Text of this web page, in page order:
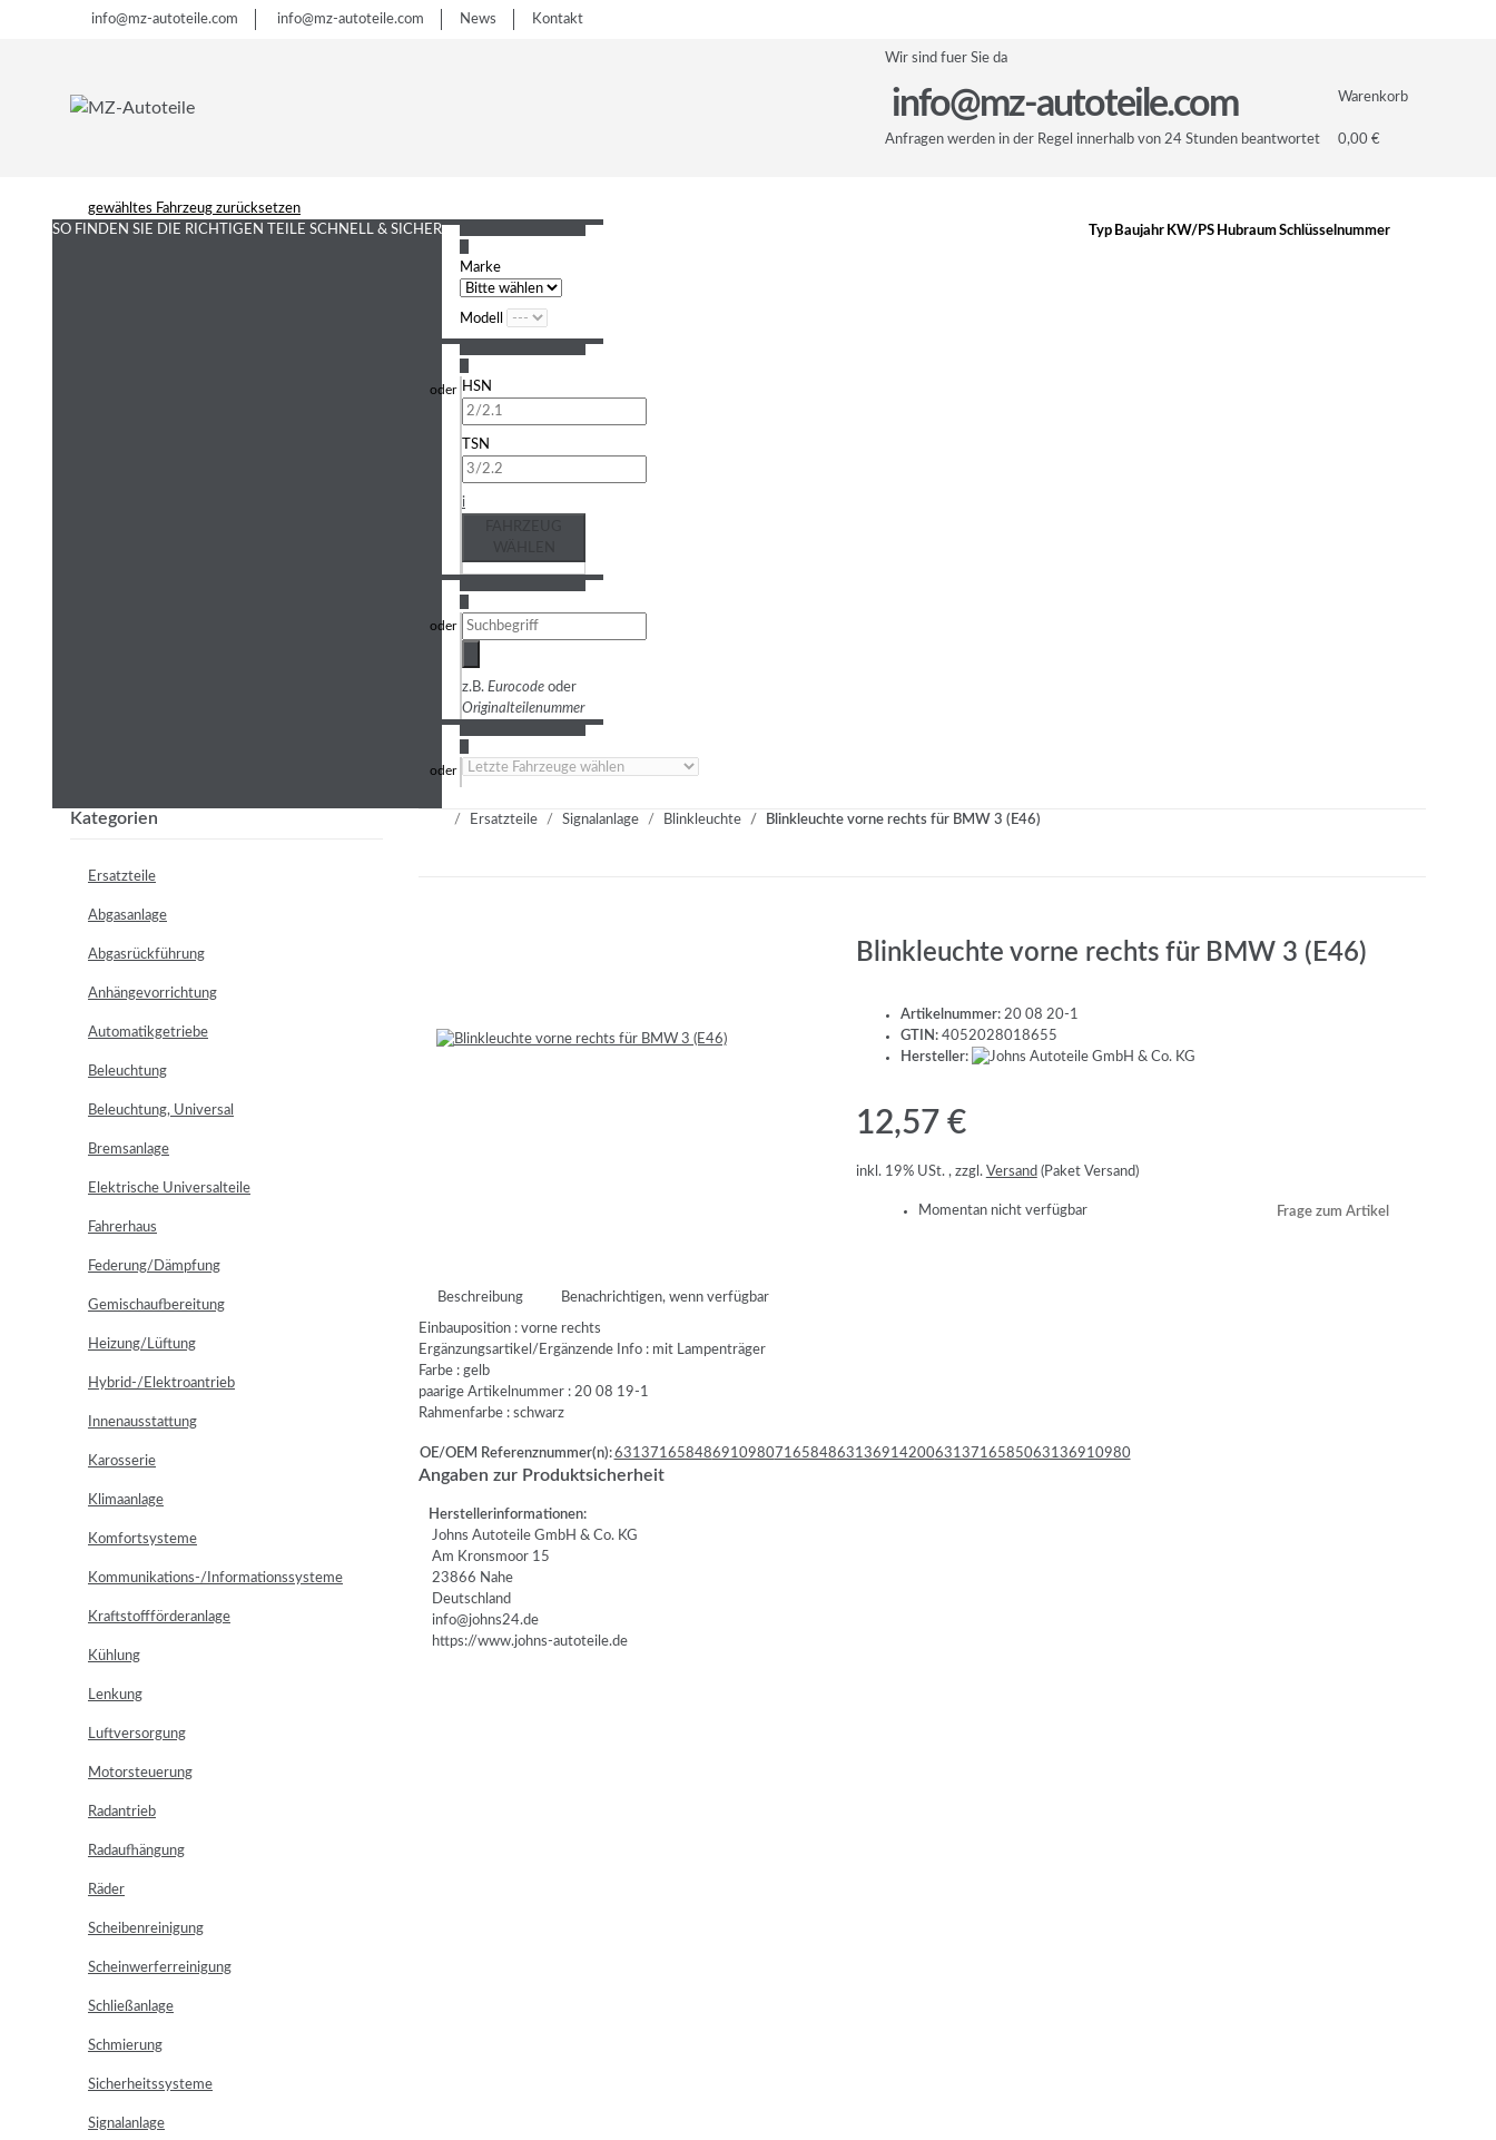
info@mz-autoteile.com info@mz-autoteile.com News Kontakt
Wir sind fuer Sie da
info@mz-autoteile.com
Anfragen werden in der Regel innerhalb von 24 Stunden beantwortet
Warenkorb
0,00 €
gewähltes Fahrzeug zurücksetzen
SO FINDEN SIE DIE RICHTIGEN TEILE SCHNELL & SICHER
Marke
Modell
HSN
TSN
i
z.B. Eurocode oder
Originalteilenummer
Typ Baujahr KW/PS HubraumSchlüsselnummer
Ersatzteile Signalanlage Blinkleuchte Blinkleuchte vorne rechts für BMW 3 (E46)
Blinkleuchte vorne rechts für BMW 3 (E46)
Artikelnummer: 20 08 20-1
GTIN: 4052028018655
Hersteller:
12,57 €
inkl. 19% USt. , zzgl. Versand (Paket Versand)
Momentan nicht verfügbar Frage zum Artikel
Beschreibung Benachrichtigen, wenn verfügbar
Einbauposition : vorne rechts
Ergänzungsartikel/Ergänzende Info : mit Lampenträger
Farbe : gelb
paarige Artikelnummer : 20 08 19-1
Rahmenfarbe : schwarz
OE/OEM Referenznummer(n):6313716584869109807165848631369142006313716585063136910980
Angaben zur Produktsicherheit
Herstellerinformationen:
Johns Autoteile GmbH & Co. KG
Am Kronsmoor 15
23866 Nahe
Deutschland
info@johns24.de
https://www.johns-autoteile.de
Kategorien
Ersatzteile
Abgasanlage
Abgasrückführung
Anhängevorrichtung
Automatikgetriebe
Beleuchtung
Beleuchtung, Universal
Bremsanlage
Elektrische Universalteile
Fahrerhaus
Federung/Dämpfung
Gemischaufbereitung
Heizung/Lüftung
Hybrid-/Elektroantrieb
Innenausstattung
Karosserie
Klimaanlage
Komfortsysteme
Kommunikations-/Informationssysteme
Kraftstoffförderanlage
Kühlung
Lenkung
Luftversorgung
Motorsteuerung
Radantrieb
Radaufhängung
Räder
Scheibenreinigung
Scheinwerferreinigung
Schließanlage
Schmierung
Sicherheitssysteme
Signalanlage